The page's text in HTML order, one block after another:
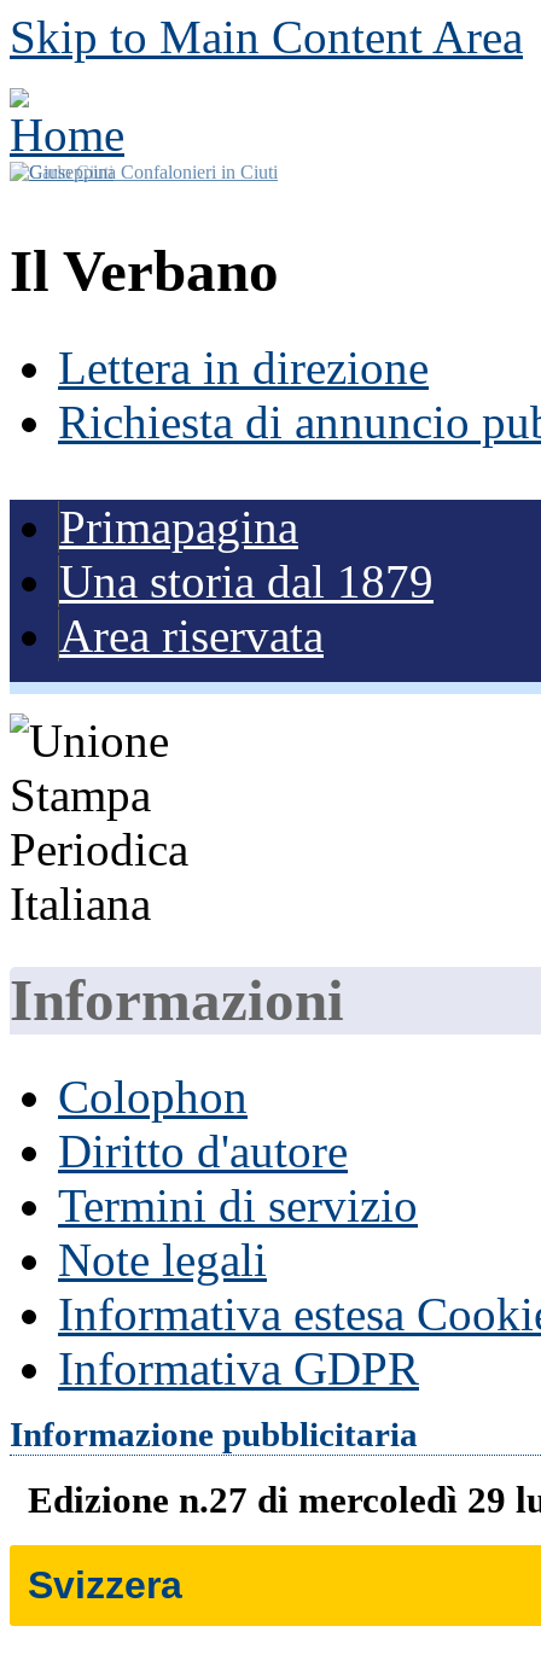
Skip to Main Content Area
Il Verbano
Lettera in direzione
Richiesta di annuncio
Primapagina
Una storia dal 1879
Area riservata
Informazioni
Colophon
Diritto d'autore
Termini di servizio
Note legali
Informativa estesa
Informativa GDPR
Informazione pubblicitaria
Edizione n.27 di mercoledì 29
Svizzera